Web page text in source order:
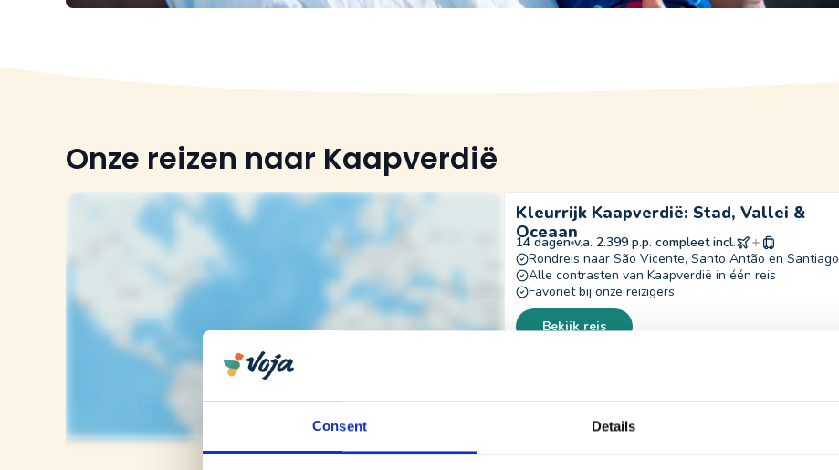
Consent Details
Onze reizen naar Kaapverdië
Toon kaart
Meest gekozen!
Kleurrijk Kaapverdië: Stad, Vallei &
Oceaan
14 dagen v.a. 2.399 p.p. compleet incl.
Rondreis naar São Vicente, Santo Antão en Santiago
Alle contrasten van Kaapverdië in één reis
Favoriet bij onze reizigers
Bekijk reis